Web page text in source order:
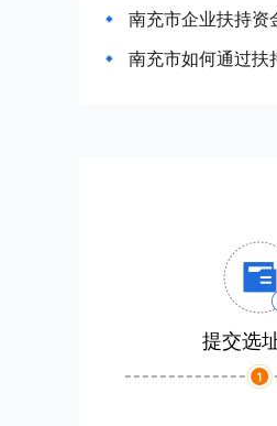
南充市企业扶持资
南充市如何通过扶
提交选